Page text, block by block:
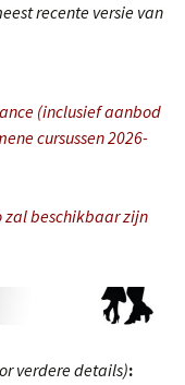
recente versie van
(inclusief aanbod
cursussen 2026-
zal beschikbaar zijn
verdere details):